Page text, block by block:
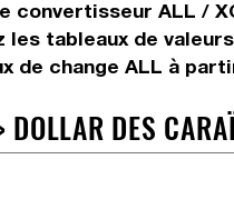
convertisseur ALL /
tableaux de
de change ALL à
DES